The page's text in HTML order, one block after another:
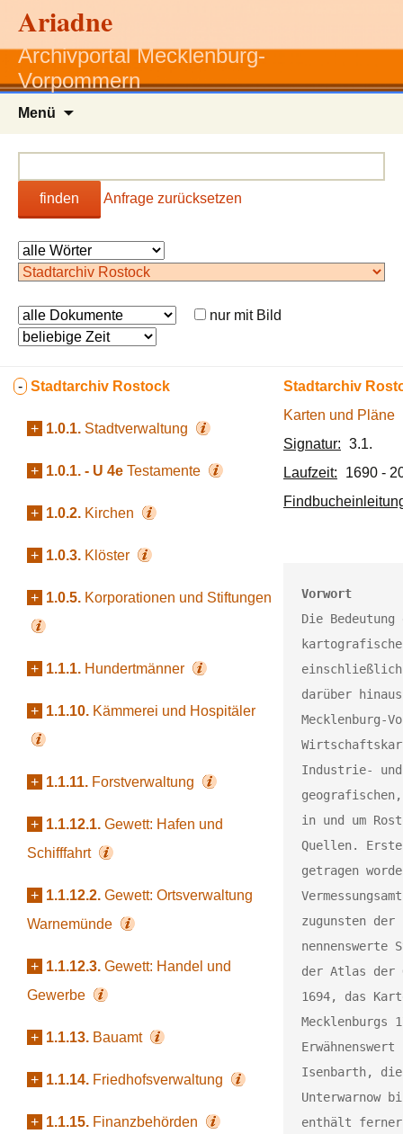
Ariadne
Archivportal Mecklenburg-
Vorpommern
Menü
finden Anfrage zurücksetzen
nur mit Bild
- Stadtarchiv Rostock
+ 1.0.1. Stadtverwaltung
+ 1.0.1. - U 4e Testamente
+ 1.0.2. Kirchen
+ 1.0.3. Klöster
+ 1.0.5. Korporationen und Stiftungen
+ 1.1.1. Hundertmänner
+ 1.1.10. Kämmerei und Hospitäler
+ 1.1.11. Forstverwaltung
+ 1.1.12.1. Gewett: Hafen und
Schifffahrt
+ 1.1.12.2. Gewett: Ortsverwaltung
Warnemünde
+ 1.1.12.3. Gewett: Handel und
Gewerbe
+ 1.1.13. Bauamt
+ 1.1.14. Friedhofsverwaltung
+ 1.1.15. Finanzbehörden
Stadtarchiv
Karten und Pläne
Signatur: 3.1.
Laufzeit:
1690 -
Vorwort
Die
einschließlich
darüber
Mecklenburg-
Industrie- und
in und um
Quellen.
getragen
zugunsten
nennenswerte
der Atlas der
1694, das
Mecklenburgs
Isenbarth,
Unterwarnow
enthält ferner